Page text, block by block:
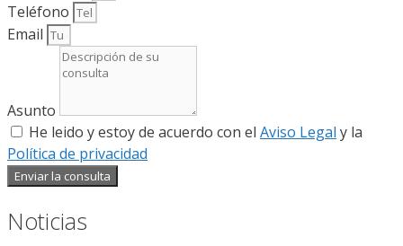
Teléfono
Email
Asunto
He leido y estoy de acuerdo con el Aviso Legal y la
Política de privacidad
Enviar la consulta
Noticias